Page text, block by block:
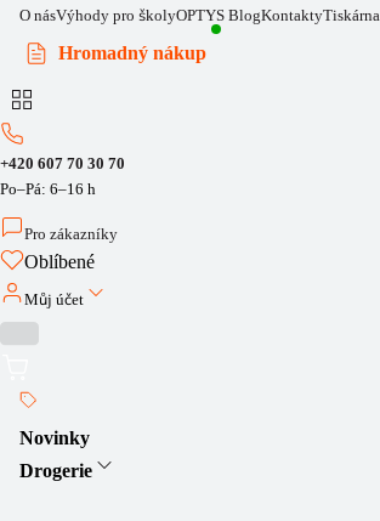
O násVýhody pro školyOPTYS BlogKontakty
Hromadný nákup
+420 607 70 30 70
Po–Pá: 6–16 h
Pro zákazníky
Oblíbené
Můj účet
Novinky
Drogerie